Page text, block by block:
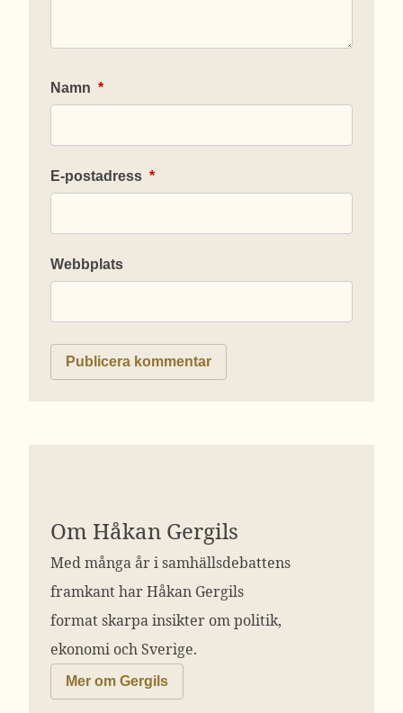
Namn *
E-postadress *
Webbplats
Om Håkan Gergils
Med många år i samhällsdebattens
framkant har Håkan Gergils
format skarpa insikter om politik,
ekonomi och Sverige.
Mer om Gergils